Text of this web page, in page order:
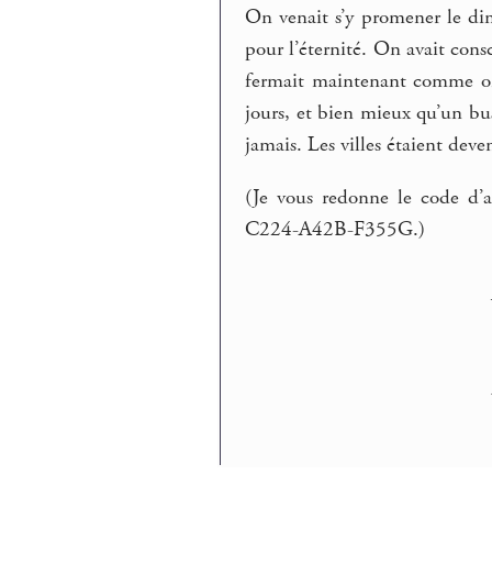
On venait s’y promener le
pour l’éternité. On avait
fermait maintenant comme
jours, et bien mieux qu’un
jamais. Les villes étaient
(Je vous redonne le code
C224-A42B-F355G.)